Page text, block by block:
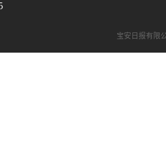
宝安日报有限